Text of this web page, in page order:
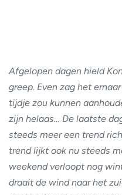
Afgelopen dagen hield
greep. Even zag het
tijdje zou kunnen
zijn helaas… De laatste
steeds meer een trend
trend lijkt ook nu steeds
weekend verloopt nog
draait de wind naar het